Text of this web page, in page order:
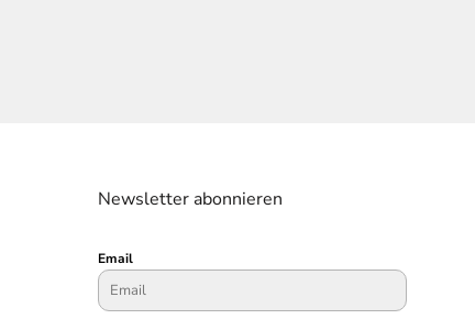
Newsletter abonnieren
Email